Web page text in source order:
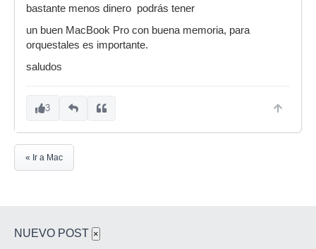
bastante menos dinero podrás tener
un buen MacBook Pro con buena memoria, para
orquestales es importante.
saludos
3
« Ir a Mac
NUEVO POST ×